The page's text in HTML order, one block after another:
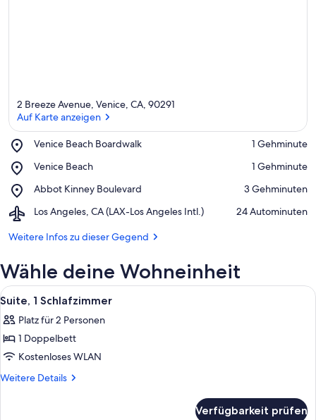
2 Breeze Avenue, Venice, CA, 90291
Auf Karte anzeigen
Venice Beach Boardwalk
Place,
Beach
‪1 Gehminute‬
Venice Beach
Place,
Beach
‪1 Gehminute‬
Abbot Kinney Boulevard
Place,
Kinney
‪3 Gehminuten‬
Los Angeles, CA (LAX-Los Angeles Intl.)
Airport,
Angeles,
(LAX-
Los
Angeles
Intl.)
‪24 Autominuten‬
Weitere Infos zu dieser Gegend
Wähle deine Wohneinheit
Alle
Fotos
für
Suite,
1
Schlafzimmer
Ein modernes Schlafzimmer mit
5
Suite, 1 Schlafzimmer
Platz für 2 Personen
1 Doppelbett
Kostenloses WLAN
Weitere Details
Weitere
Verfügbarkeit prüfen